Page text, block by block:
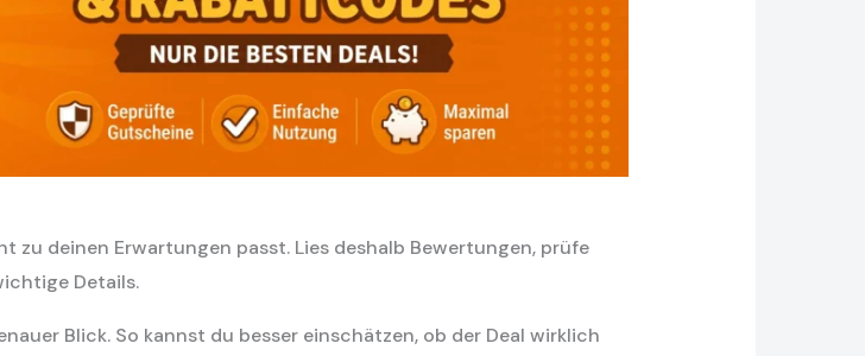
zu deinen Erwartungen passt. Lies deshalb Bewertungen, prüfe
Details.
Blick. So kannst du besser einschätzen, ob der Deal wirklich